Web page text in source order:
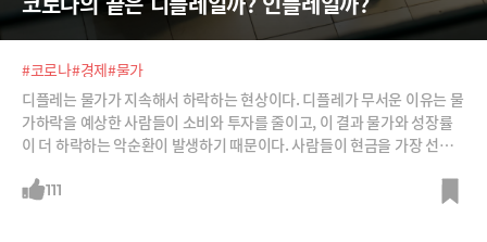
#코로나#경제#물가
디플레는 물가가 지속해서 하락하는 현상이다. 디플레가 무서운 이유는 물
가하락을 예상한 사람들이 소비와 투자를 줄이고, 이 결과 물가와 성장률
이 더 하락하는 악순환이 발생하기 때문이다. 사람들이 현금을 가장 선호
0년의 늪에 빠진 것도 디플레에서 탈출하지 못했기 때문이다.위험하기는
111